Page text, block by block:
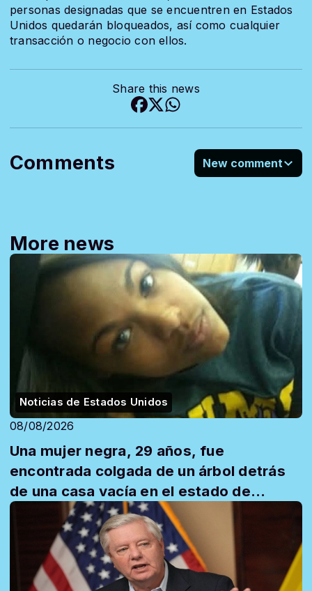
personas designadas que se encuentren en Estados
Unidos quedarán bloqueados, así como cualquier
transacción o negocio con ellos.
Share this news
Comments New comment
More news
Noticias de Estados Unidos
08/08/2026
Una mujer negra, 29 años, fue
encontrada colgada de un árbol detrás
de una casa vacía en el estado de
Mississippi y l...